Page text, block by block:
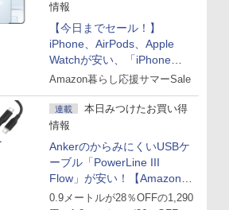
情報
【今日までセール！】
iPhone、AirPods、Apple
Watchが安い、「iPhone
Air」256GB版が139,800円な
Amazon暮らし応援サマーSale
連載
本日みつけたお買い得
情報
AnkerのからみにくいUSBケ
ーブル「PowerLine III
Flow」が安い！【Amazon暮
らし応援サマーSale】
0.9メートルが28％OFFの1,290